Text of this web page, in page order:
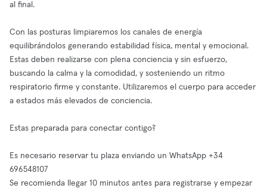
al final.
Con las posturas limpiaremos los canales de energía
equilibrándolos generando estabilidad física, mental y emocional.
Estas deben realizarse con plena conciencia y sin esfuerzo,
buscando la calma y la comodidad, y sosteniendo un ritmo
respiratorio firme y constante.⁣ Utilizaremos el cuerpo para acceder
a estados más elevados de conciencia.
Estas preparada para conectar contigo?
Es necesario reservar tu plaza enviando un WhatsApp +34
696548107
Se recomienda llegar 10 minutos antes para registrarse y empezar